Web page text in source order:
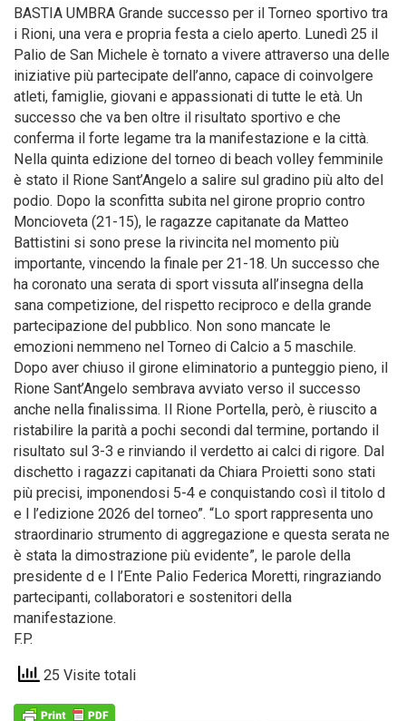
BASTIA UMBRA Grande successo per il Torneo sportivo tra
i Rioni, una vera e propria festa a cielo aperto. Lunedì 25 il
Palio de San Michele è tornato a vivere attraverso una delle
iniziative più partecipate dell’anno, capace di coinvolgere
atleti, famiglie, giovani e appassionati di tutte le età. Un
successo che va ben oltre il risultato sportivo e che
conferma il forte legame tra la manifestazione e la città.
Nella quinta edizione del torneo di beach volley femminile
è stato il Rione Sant’Angelo a salire sul gradino più alto del
podio. Dopo la sconfitta subita nel girone proprio contro
Moncioveta (21-15), le ragazze capitanate da Matteo
Battistini si sono prese la rivincita nel momento più
importante, vincendo la finale per 21-18. Un successo che
ha coronato una serata di sport vissuta all’insegna della
sana competizione, del rispetto reciproco e della grande
partecipazione del pubblico. Non sono mancate le
emozioni nemmeno nel Torneo di Calcio a 5 maschile.
Dopo aver chiuso il girone eliminatorio a punteggio pieno, il
Rione Sant’Angelo sembrava avviato verso il successo
anche nella finalissima. Il Rione Portella, però, è riuscito a
ristabilire la parità a pochi secondi dal termine, portando il
risultato sul 3-3 e rinviando il verdetto ai calci di rigore. Dal
dischetto i ragazzi capitanati da Chiara Proietti sono stati
più precisi, imponendosi 5-4 e conquistando così il titolo d
e l l’edizione 2026 del torneo”. “Lo sport rappresenta uno
straordinario strumento di aggregazione e questa serata ne
è stata la dimostrazione più evidente”, le parole della
presidente d e l l’Ente Palio Federica Moretti, ringraziando
partecipanti, collaboratori e sostenitori della
manifestazione.
F.P.
25 Visite totali